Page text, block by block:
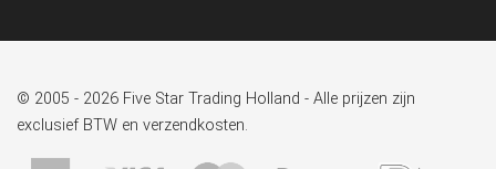
© 2005 - 2026 Five Star Trading Holland - Alle prijzen zijn
exclusief BTW en verzendkosten.